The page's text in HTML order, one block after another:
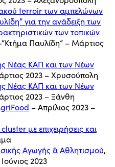
terroir των αμπελώνων
για την ανάδειξη των
των τοπικών
”Κτήμα Παυλίδη” – Μάρτιος
Νέας ΚΑΠ και των Νέων
2023 – Χρυσούπολη
Νέας ΚΑΠ και των Νέων
2023 – Ξάνθη
– Απρίλιος 2023 –
με επιχειρήσεις και
Αγωγής & Αθλητισμού,
2023